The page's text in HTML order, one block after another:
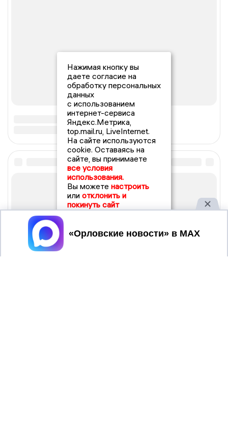
Нажимая кнопку вы
даете согласие на
обработку персональных
данных
с использованием
интернет-сервиса
Яндекс.Метрика,
top.mail.ru, LiveInternet.
На сайте используются
cookie. Оставаясь на
сайте, вы принимаете
все условия
использования.
Вы можете настроить
или отклонить и
покинуть сайт
Принять